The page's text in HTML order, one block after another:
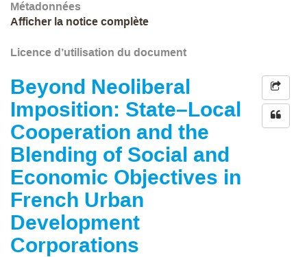
Métadonnées
Afficher la notice complète
Licence d’utilisation du document
Beyond Neoliberal
Imposition: State–Local
Cooperation and the
Blending of Social and
Economic Objectives in
French Urban
Development
Corporations